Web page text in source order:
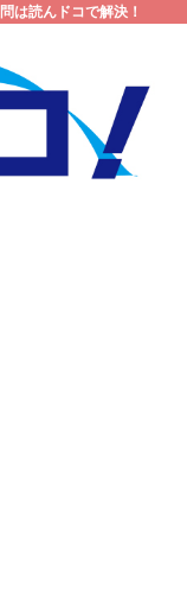
は読んドコで解決！